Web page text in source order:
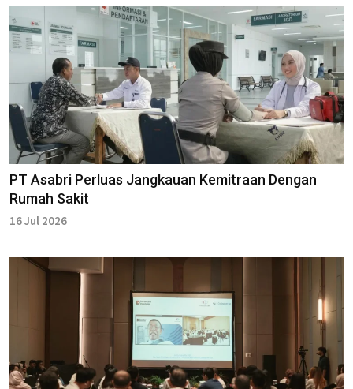
PT Asabri Perluas Jangkauan Kemitraan Dengan
Rumah Sakit
16 Jul 2026